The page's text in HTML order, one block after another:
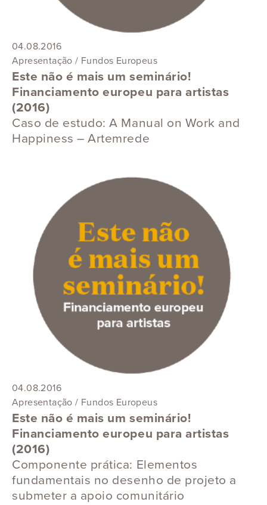
04.08.2016
Apresentação / Fundos Europeus
Este não é mais um seminário!
Financiamento europeu para artistas
(2016)
Caso de estudo: A Manual on Work and
Happiness – Artemrede
04.08.2016
Apresentação / Fundos Europeus
Este não é mais um seminário!
Financiamento europeu para artistas
(2016)
Componente prática: Elementos
fundamentais no desenho de projeto a
submeter a apoio comunitário